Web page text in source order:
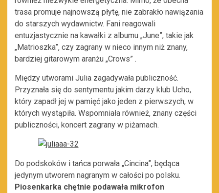
trasa promuje najnowszą płytę, nie zabrakło nawiązania
do starszych wydawnictw. Fani reagowali
entuzjastycznie na kawałki z albumu „June”, takie jak
„Matrioszka”, czy zagrany w nieco innym niż znany,
bardziej gitarowym aranżu „Crows” .
Między utworami Julia zagadywała publiczność.
Przyznała się do sentymentu jakim darzy klub Ucho,
który zapadł jej w pamięć jako jeden z pierwszych, w
których wystąpiła. Wspomniała również, znany części
publiczności, koncert zagrany w piżamach.
Do podskoków i tańca porwała „Cincina”, będąca
jedynym utworem nagranym w całości po polsku.
Piosenkarka chętnie podawała mikrofon